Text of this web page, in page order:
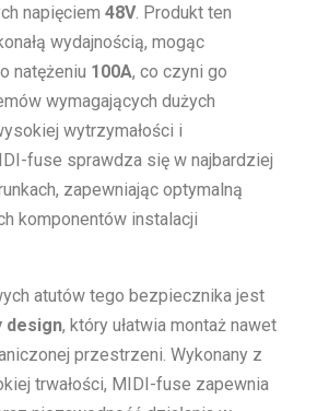
napięciem 48V. Produkt ten
wydajnością, mogąc
natężeniu 100A, co czyni go
wymagających dużych
wytrzymałości i
fuse sprawdza się w najbardziej
zapewniając optymalną
komponentów instalacji
atutów tego bezpiecznika jest
design, który ułatwia montaż nawet
przestrzeni. Wykonany z
trwałości, MIDI-fuse zapewnia